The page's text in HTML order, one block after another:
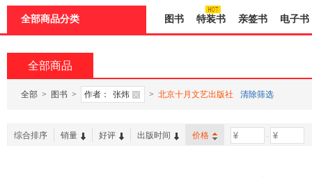
全部商品分类 图书 特装书 亲签书 电子书
全部商品
全部 > 图书 > 作者： 张炜 > 北京十月文艺出版社 清除筛选
综合排序 销量 好评 出版时间 价格 -
页
加